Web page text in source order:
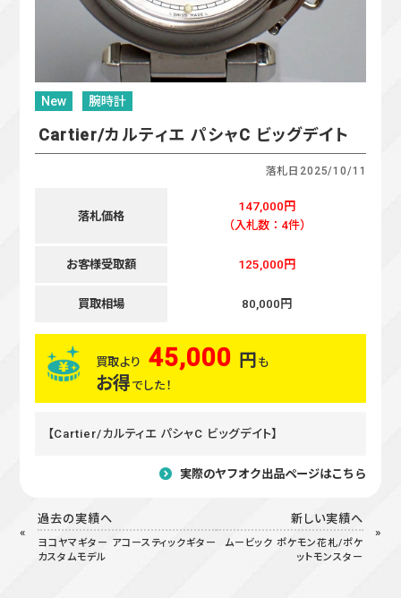
New 腕時計
Cartier/カルティエ パシャC ビッグデイト
落札日 2025/10/11
落札価格
147,000円
（入札数：4件）
お客様受取額 125,000円
買取相場 80,000円
買取より 45,000 円 も
お得 でした！
【Cartier/カルティエ パシャC ビッグデイト】
実際のヤフオク出品ページはこちら
過去の実績へ
ヨコヤマギター アコースティックギター
カスタムモデル
新しい実績へ
ムービック ポケモン花札/ポケ
ットモンスター